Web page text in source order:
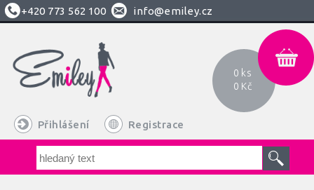
+420 773 562 100 info@emiley.cz
Přihlášení Registrace
0 ks
0 Kč